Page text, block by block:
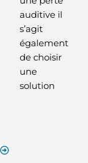
auditive il
s’agit
également
de choisir
une
solution